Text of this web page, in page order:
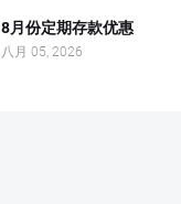
8月份定期存款优惠
八月 05, 2026